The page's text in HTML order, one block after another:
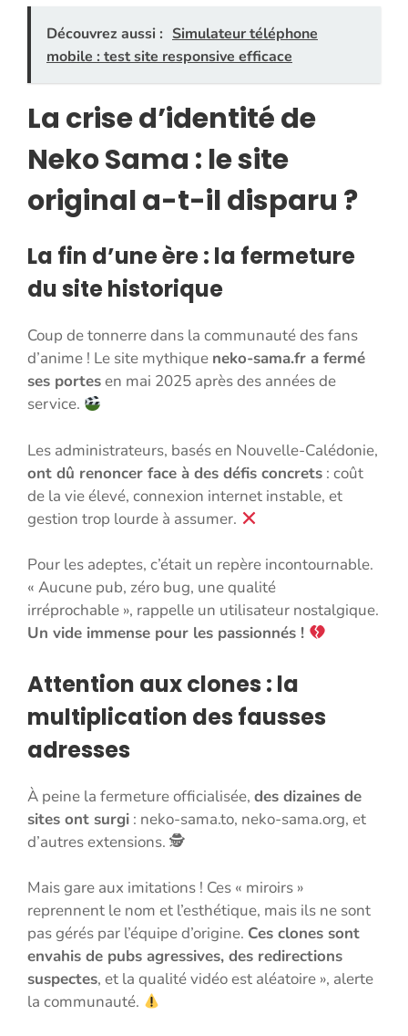
Découvrez aussi : Simulateur téléphone
mobile : test site responsive efficace
La crise d’identité de
Neko Sama : le site
original a-t-il disparu ?
La fin d’une ère : la fermeture
du site historique
Coup de tonnerre dans la communauté des fans
d’anime ! Le site mythique neko-sama.fr a fermé
ses portesen mai 2025 après des années de
service.
Les administrateurs, basés en Nouvelle-Calédonie,
ont dû renoncer face à des défis concrets : coût
de la vie élevé, connexion internet instable, et
gestion trop lourde à assumer.
Pour les adeptes, c’était un repère incontournable.
« Aucune pub, zéro bug, une qualité
irréprochable », rappelle un utilisateur nostalgique.
Un vide immense pour les passionnés !
Attention aux clones : la
multiplication des fausses
adresses
À peine la fermeture officialisée, des dizaines de
sites ont surgi : neko-sama.to, neko-sama.org, et
d’autres extensions. 🕵️
Mais gare aux imitations ! Ces « miroirs »
reprennent le nom et l’esthétique, mais ils ne sont
pas gérés par l’équipe d’origine. Ces clones sont
envahis de pubs agressives, des redirections
suspectes, et la qualité vidéo est aléatoire », alerte
la communauté.